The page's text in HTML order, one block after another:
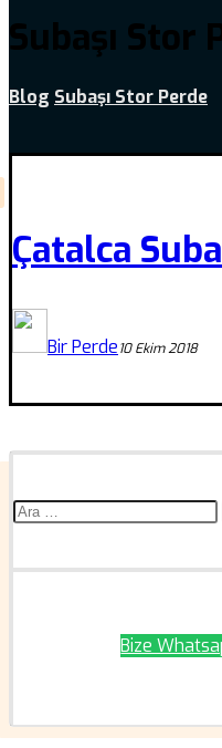
Subaşı Stor
Blog Subaşı Stor Perde
Çatalca
Bir Perde10 Ekim 2018
Arama:
Bize